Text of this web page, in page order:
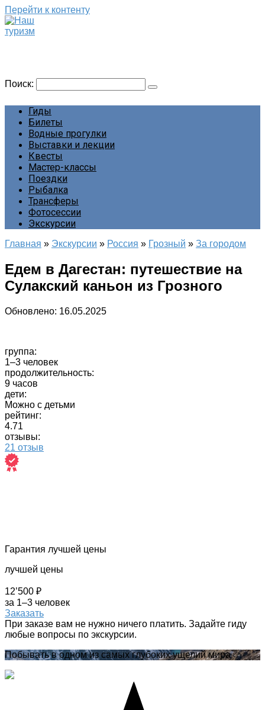
Перейти к контенту
Поиск:
Гиды
Билеты
Водные прогулки
Выставки и лекции
Квесты
Мастер-классы
Поездки
Рыбалка
Трансферы
Фотосессии
Экскурсии
Главная » Экскурсии » Россия » Грозный » За городом
Едем в Дагестан: путешествие на
Сулакский каньон из Грозного
Обновлено: 16.05.2025
группа:
1–3 человек
продолжительность:
9 часов
дети:
Можно с детьми
рейтинг:
4.71
отзывы:
21 отзыв
Гарантия лучшей цены
лучшей цены
12’500 ₽
за 1–3 человек
Заказать
При заказе вам не нужно ничего платить. Задайте гиду
любые вопросы по экскурсии.
Побывать в одном из самых глубоких ущелий мира